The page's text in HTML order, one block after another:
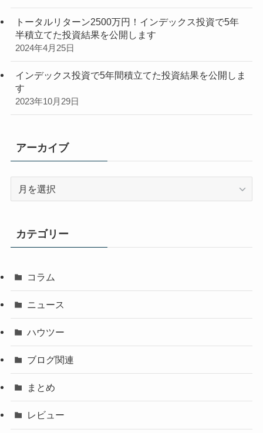
トータルリターン2500万円！インデックス投資で5年
半積立てた投資結果を公開します
2024年4月25日
インデックス投資で5年間積立てた投資結果を公開しま
す
2023年10月29日
アーカイブ
ブ
カテゴリー
コラム
ニュース
ハウツー
ブログ関連
まとめ
レビュー